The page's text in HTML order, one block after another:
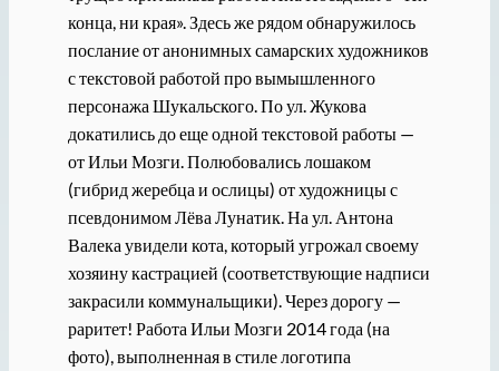
конца, ни края». Здесь же рядом обнаружилось
послание от анонимных самарских художников
с текстовой работой про вымышленного
персонажа Шукальского. По ул. Жукова
докатились до еще одной текстовой работы —
от Ильи Мозги. Полюбовались лошаком
(гибрид жеребца и ослицы) от художницы с
псевдонимом Лёва Лунатик. На ул. Антона
Валека увидели кота, который угрожал своему
хозяину кастрацией (соответствующие надписи
закрасили коммунальщики). Через дорогу —
раритет! Работа Ильи Мозги 2014 года (на
фото), выполненная в стиле логотипа